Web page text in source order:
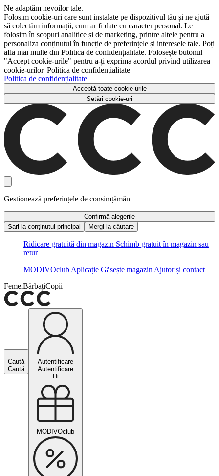
Ne adaptăm nevoilor tale.
Folosim cookie-uri care sunt instalate pe dispozitivul tău și ne ajută
să colectăm informații, cum ar fi date cu caracter personal. Le
folosim în scopuri analitice și de marketing, printre altele pentru a
personaliza conținutul în funcție de preferințele și interesele tale. Poți
afla mai multe din Politica de confidențialitate. Folosește butonul
"Accept cookie-urile" pentru a-ți exprima acordul privind utilizarea
cookie-urilor. Politica de confidențialitate
Politica de confidențialitate
Acceptă toate cookie-urile
Setări cookie-uri
Gestionează preferințele de consimțământ
Confirmă alegerile
Sari la conținutul principal
Mergi la căutare
Ridicare gratuită din magazin Schimb gratuit în magazin sau
retur
MODIVOclub Aplicație Găsește magazin Ajutor și contact
FemeiBărbațiCopii
Caută
Caută
Autentificare
Autentificare
Hi
MODIVOclub